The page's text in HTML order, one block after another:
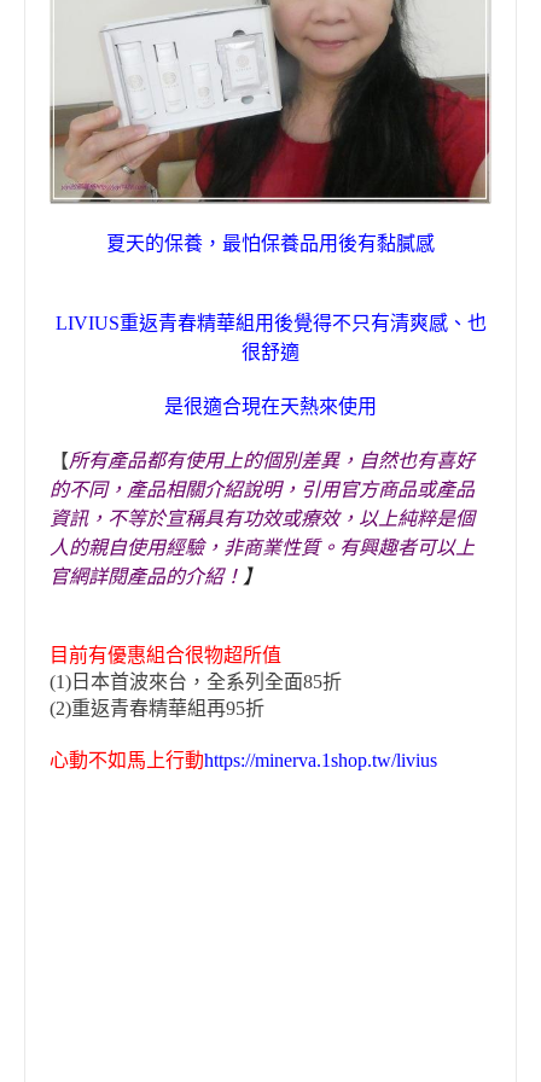
夏天的保養 ， 最怕保養品用後有黏膩感
LIVIUS重返青春精華組用後覺得不只有清爽感、也
很舒適
是很適合現在天熱來使用
【所有產品都有使用上的個別差異，自然也有喜好
的不同， 產品相關介紹說明，引用官方商品或產品
資訊，不等於宣稱具有功效或療效，以上純粹是個
人的親自使用經驗，非商業性質。有興趣者可以上
官網詳閱產品的介紹！ 】
目前有優惠組合很物超所值
(1)日本首波來台，全系列全面85折
(2)重返青春精華組再95折
心動不如馬上行動https://minerva.1shop.tw/livius